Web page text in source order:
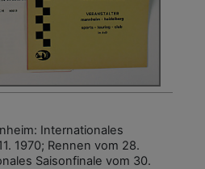
Internationales
1970; Rennen vom 28.
Saisonfinale vom 30.